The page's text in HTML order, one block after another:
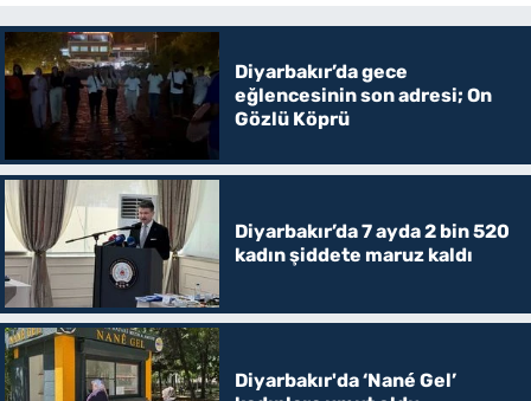
Diyarbakır’da gece
eğlencesinin son adresi; On
Gözlü Köprü
Diyarbakır’da 7 ayda 2 bin 520
kadın şiddete maruz kaldı
Diyarbakır'da ‘Nané Gel’